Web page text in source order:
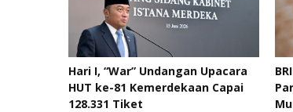
Hari I, “War” Undangan Upacara
HUT ke-81 Kemerdekaan Capai
128.331 Tiket